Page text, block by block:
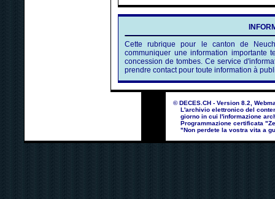
Cette rubrique pour le canton de
communiquer une information
concession de tombes. Ce service
prendre contact pour toute information à
© DECES.CH - Version 8.2,
L'archivio elettronico del
giorno in cui l'informazione
Programmazione certificata
"Non perdete la vostra vita a